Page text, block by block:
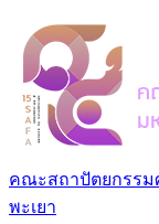
คณะสถาปัตยกรรม
พะเยา